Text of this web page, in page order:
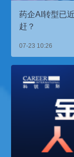
药企AI转型已
赶？
07-23 10:26